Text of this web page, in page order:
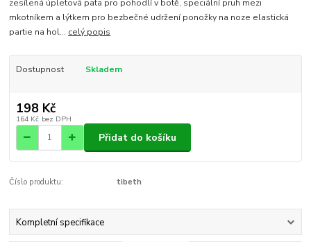
zesílená úpletová pata pro pohodlí v botě, speciální pruh mezi
mkotníkem a lýtkem pro bezbečné udržení ponožky na noze elastická
partie na hol... celý popis
Dostupnost Skladem
198 Kč
164 Kč bez DPH
Přidat do košíku
Číslo produktu: tibeth
Kompletní specifikace